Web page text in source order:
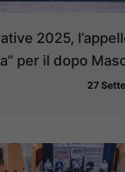
2025,
per il dopo
27